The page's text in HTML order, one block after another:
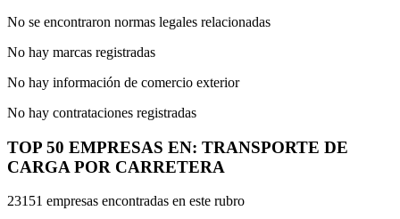
No se encontraron normas legales relacionadas
No hay marcas registradas
No hay información de comercio exterior
No hay contrataciones registradas
TOP 50 EMPRESAS EN: TRANSPORTE DE
CARGA POR CARRETERA
23151 empresas encontradas en este rubro